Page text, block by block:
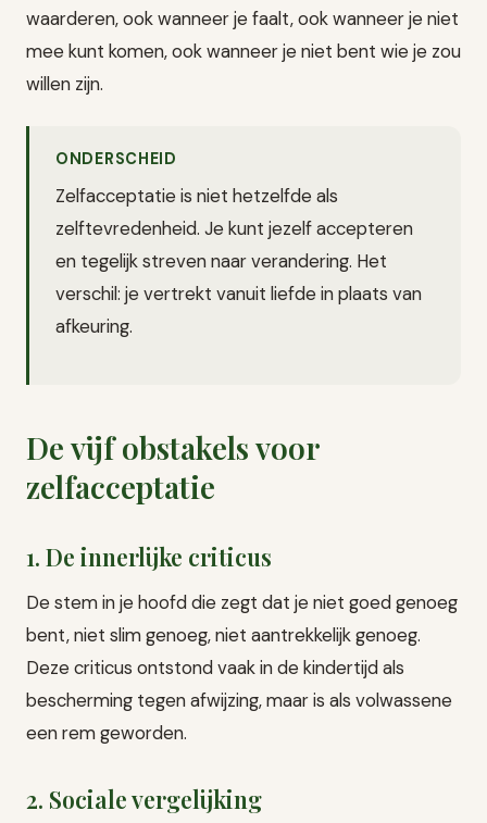
waarderen, ook wanneer je faalt, ook wanneer je niet
mee kunt komen, ook wanneer je niet bent wie je zou
willen zijn.
ONDERSCHEID
Zelfacceptatie is niet hetzelfde als
zelftevredenheid. Je kunt jezelf accepteren
en tegelijk streven naar verandering. Het
verschil: je vertrekt vanuit liefde in plaats van
afkeuring.
De vijf obstakels voor
zelfacceptatie
1. De innerlijke criticus
De stem in je hoofd die zegt dat je niet goed genoeg
bent, niet slim genoeg, niet aantrekkelijk genoeg.
Deze criticus ontstond vaak in de kindertijd als
bescherming tegen afwijzing, maar is als volwassene
een rem geworden.
2. Sociale vergelijking